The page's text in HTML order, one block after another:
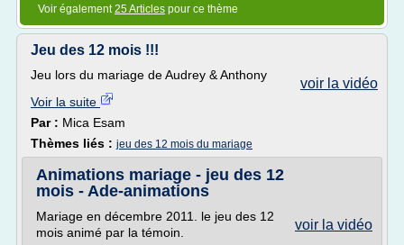
Voir également25 Articles pour ce thème
Jeu des 12 mois !!!
voir la vidéo
Jeu lors du mariage de Audrey & Anthony
Voir la suite
Par : Mica Esam
Thèmes liés : jeu des 12 mois du mariage
Animations mariage - jeu des 12
mois - Ade-animations
voir la vidéo
Mariage en décembre 2011. le jeu des 12
mois animé par la témoin.